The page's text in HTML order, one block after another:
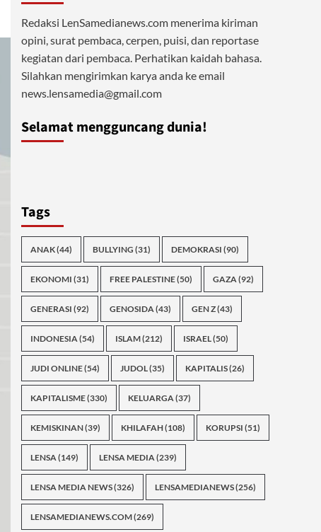
Redaksi LenSamedianews.com menerima kiriman
opini, surat pembaca, cerpen, puisi, dan reportase
kegiatan dari pembaca. Perhatikan kaidah bahasa.
Silahkan mengirimkan karya anda ke email
news.lensamedia@gmail.com
Selamat mengguncang dunia!
Tags
ANAK(44) BULLYING (31) DEMOKRASI (90)
EKONOMI (31) FREE PALESTINE(50) GAZA(92)
GENERASI (92) GENOSIDA(43) GEN Z(43)
INDONESIA(54) ISLAM(212) ISRAEL(50)
JUDI ONLINE(54) JUDOL(35) KAPITALIS(26)
KAPITALISME(330) KELUARGA(37)
KEMISKINAN(39) KHILAFAH(108) KORUPSI (51)
LENSA(149) LENSA MEDIA(239)
LENSA MEDIA NEWS(326) LENSAMEDIANEWS(256)
LENSAMEDIANEWS.COM(269)